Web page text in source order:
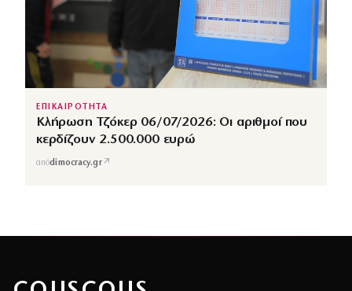
ΕΠΙΚΑΙΡΟΤΗΤΑ
Κλήρωση Τζόκερ 06/07/2026: Οι αριθμοί που
κερδίζουν 2.500.000 ευρώ
απόdimocracy.gr↗